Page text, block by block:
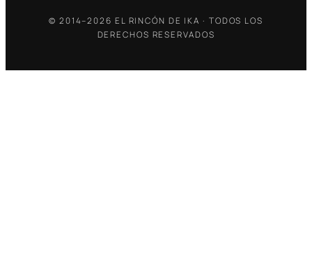
© 2014–2026 EL RINCÓN DE IKA · TODOS LOS
DERECHOS RESERVADOS